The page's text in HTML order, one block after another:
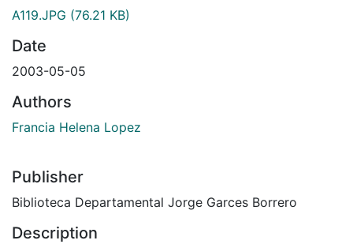
A119.JPG (76.21 KB)
Date
2003-05-05
Authors
Francia Helena Lopez
Publisher
Biblioteca Departamental Jorge Garces Borrero
Description